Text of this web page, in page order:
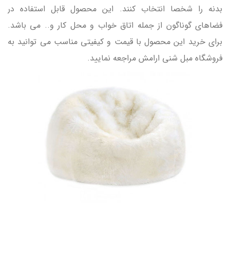
بدنه را شخصا انتخاب کنند. این محصول قابل استفاده در
فضاهای گوناگون از جمله اتاق خواب و محل کار و.. می باشد.
برای خرید این محصول با قیمت و کیفیتی مناسب می توانید به
فروشگاه مبل شنی ارامش مراجعه نمایید.